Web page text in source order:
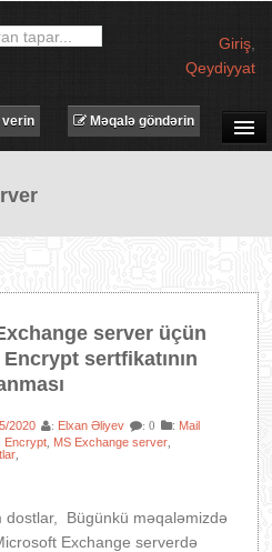
Giriş
Qeydiyyat
MƏQALƏLƏR
PROQRAMLAR
AVADANLIQLAR
XƏBƏRLƏR
Məqalə göndərin
verin
server üçün
sertfikatının
2020 : Elxan Əliyev : 0 : Mail
Encrypt MS Exchange server
dostlar, Bügünkü məqaləmizdə
Exchange serverdə